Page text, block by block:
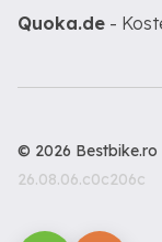
Quoka.de -
© 2026 Bestbike.ro
26.08.06.c0c206c